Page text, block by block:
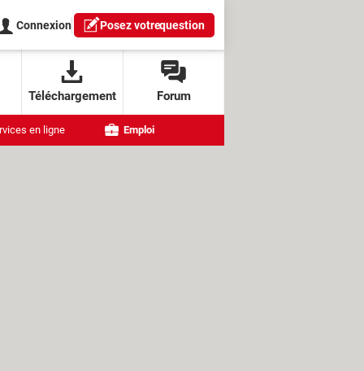
Connexion Posez votrequestion
Téléchargement Forum
en ligne Emploi